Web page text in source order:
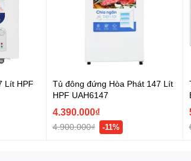
Lít HPF
Tủ đông đứng Hòa Phát 147 Lít
HPF UAH6147
4.390.000₫
4.900.000₫ -11%